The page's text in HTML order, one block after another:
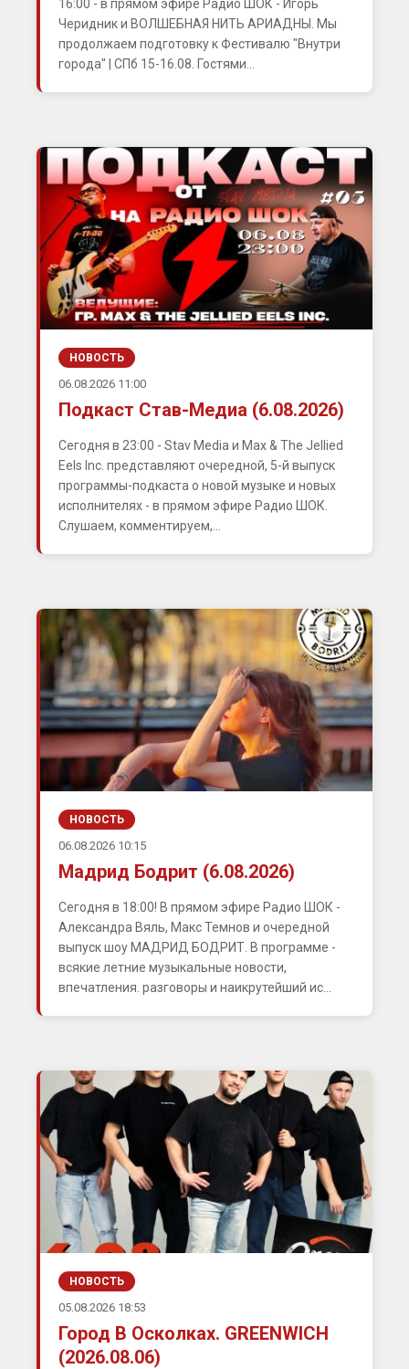
16:00 - в прямом эфире Радио ШОК - Игорь
Черидник и ВОЛШЕБНАЯ НИТЬ АРИАДНЫ. Мы
продолжаем подготовку к Фестивалю "Внутри
города" | СПб 15-16.08. Гостями...
НОВОСТЬ
06.08.2026 11:00
Подкаст Став-Медиа (6.08.2026)
Сегодня в 23:00 - Stav Media и Max & The Jellied
Eels Inc. представляют очередной, 5-й выпуск
программы-подкаста о новой музыке и новых
исполнителях - в прямом эфире Радио ШОК.
Слушаем, комментируем,...
НОВОСТЬ
06.08.2026 10:15
Мадрид Бодрит (6.08.2026)
Сегодня в 18:00! В прямом эфире Радио ШОК -
Александра Вяль, Макс Темнов и очередной
выпуск шоу МАДРИД БОДРИТ. В программе -
всякие летние музыкальные новости,
впечатления. разговоры и наикрутейший ис...
НОВОСТЬ
05.08.2026 18:53
Город В Осколках. GREENWICH
(2026.08.06)